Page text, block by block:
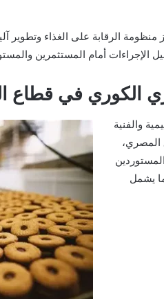
منظومة الرقابة على الغذاء وتطوير
الإجراءات أمام المستثمرين
الكوري في قطاع
والفنية
المصري،
يشمل